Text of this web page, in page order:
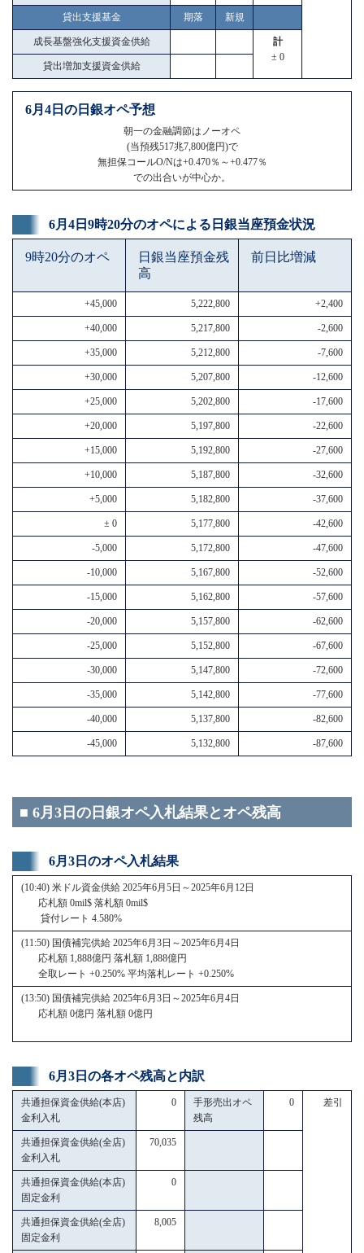
貸出支援基金 期落 新規
成長基盤強化支援資金供給
計
± 0
貸出増加支援資金供給
6月4日の日銀オペ予想
朝一の金融調節はノーオペ
(当預残517兆7,800億円)で
無担保コールO/Nは+0.470％～+0.477％
での出合いが中心か。
6月4日9時20分のオペによる日銀当座預金状況
9時20分のオペ
日銀当座預金残
高
前日比増減
+45,000 5,222,800 +2,400
+40,000 5,217,800 -2,600
+35,000 5,212,800 -7,600
+30,000 5,207,800 -12,600
+25,000 5,202,800 -17,600
+20,000 5,197,800 -22,600
+15,000 5,192,800 -27,600
+10,000 5,187,800 -32,600
+5,000 5,182,800 -37,600
± 0 5,177,800 -42,600
-5,000 5,172,800 -47,600
-10,000 5,167,800 -52,600
-15,000 5,162,800 -57,600
-20,000 5,157,800 -62,600
-25,000 5,152,800 -67,600
-30,000 5,147,800 -72,600
-35,000 5,142,800 -77,600
-40,000 5,137,800 -82,600
-45,000 5,132,800 -87,600
■ 6月3日の日銀オペ入札結果とオペ残高
6月3日のオペ入札結果
(10:40) 米ドル資金供給 2025年6月5日～2025年6月12日
応札額 0mil$ 落札額 0mil$
貸付レート 4.580%
(11:50) 国債補完供給 2025年6月3日～2025年6月4日
応札額 1,888億円 落札額 1,888億円
全取レート +0.250% 平均落札レート +0.250%
(13:50) 国債補完供給 2025年6月3日～2025年6月4日
応札額 0億円 落札額 0億円
6月3日の各オペ残高と内訳
共通担保資金供給(本店)
金利入札
0
手形売出オペ
残高
0 差引
共通担保資金供給(全店)
金利入札
70,035
共通担保資金供給(本店)
固定金利
0
共通担保資金供給(全店)
固定金利
8,005